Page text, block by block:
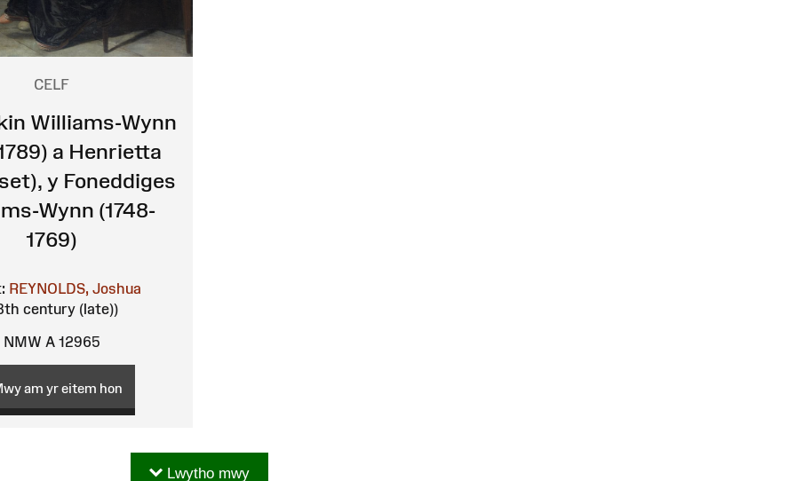
CELF
Williams-Wynn
a Henrietta
y Foneddiges
Wynn (1748-
1769)
REYNOLDS, Joshua
century (late))
NMW A 12965
am yr eitem hon
Lwytho mwy